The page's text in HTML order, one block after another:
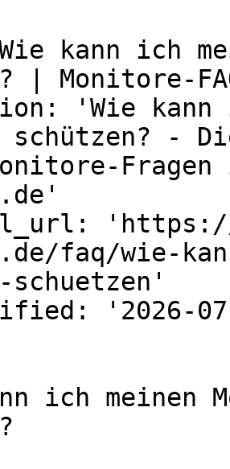
kann ich
| Monitore-
'Wie kann
schützen? -
'https://
faq/wie-
schuetzen'
'2026-
ich meinen